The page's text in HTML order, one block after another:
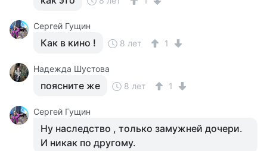
Сергей Гущин
Как в кино ! 8 лет 1
Надежда Шустова
поясните же 8 лет 1
Сергей Гущин
Ну наследство , только замужней дочери.
И никак по другому.